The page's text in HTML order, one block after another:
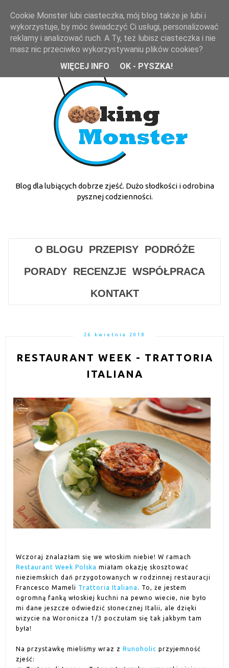
Blog dla lubiących dobrze zjeść. Dużo słodkości i odrobina
pysznej codzienności.
O BLOGU PRZEPISY
PODRÓŻE
PORADY RECENZJE WSPÓŁPRACA
KONTAKT
26 kwietnia 2018
RESTAURANT WEEK - TRATTORIA
ITALIANA
Wczoraj znalazłam się we włoskim niebie! W ramach
Restaurant Week Polska miałam okazję skosztować
nieziemskich dań przygotowanych w rodzinnej restauracji
Francesco Mameli Trattoria Italiana . To, że jestem
ogromną fanką włoskiej kuchni na pewno wiecie, nie było
mi dane jeszcze odwiedzić słonecznej Italii, ale dzięki
wizycie na Woronicza 1/3 poczułam się tak jakbym tam
była!
Na przystawkę mieliśmy wraz z Runoholic przyjemność
zjeść:
Cookie Monster lubi ciasteczka, mój blog także je lubi i
wykorzystuje, by móc świadczyć Ci usługi, personalizować
reklamy i analizować ruch. A Ty, też lubisz ciasteczka i nie
masz nic przeciwko wykorzystywaniu plików cookies?
WIĘCEJ INFO
OK - PYSZKA!